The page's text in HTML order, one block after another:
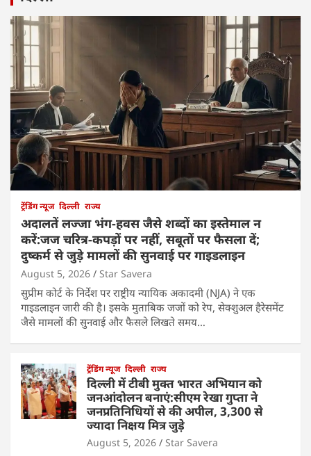
ट्रेंडिंग न्यूज दिल्ली राज्य
अदालतें लज्जा भंग-हवस जैसे शब्दों का इस्तेमाल न
करें:जज चरित्र-कपड़ों पर नहीं, सबूतों पर फैसला दें;
दुष्कर्म से जुड़े मामलों की सुनवाई पर गाइडलाइन
August 5, 2026 Star Savera
सुप्रीम कोर्ट के निर्देश पर राष्ट्रीय न्यायिक अकादमी (NJA) ने एक
गाइडलाइन जारी की है। इसके मुताबिक जजों को रेप, सेक्शुअल हैरेसमेंट
जैसे मामलों की सुनवाई और फैसले लिखते समय…
ट्रेंडिंग न्यूज दिल्ली राज्य
दिल्ली में टीबी मुक्त भारत अभियान को
जनआंदोलन बनाएं:सीएम रेखा गुप्ता ने
जनप्रतिनिधियों से की अपील, 3,300 से
ज्यादा निक्षय मित्र जुड़े
August 5, 2026 Star Savera